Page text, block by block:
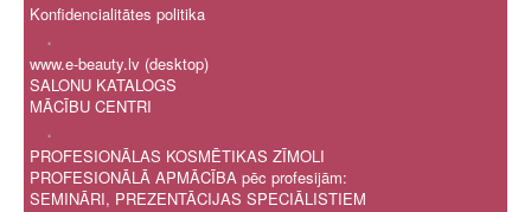
Konfidencialitātes politika
.
www.e-beauty.lv (desktop)
SALONU KATALOGS
MĀCĪBU CENTRI
.
PROFESIONĀLAS KOSMĒTIKAS ZĪMOLI
PROFESIONĀLĀ APMĀCĪBA pēc profesijām:
SEMINĀRI, PREZENTĀCIJAS SPECIĀLISTIEM